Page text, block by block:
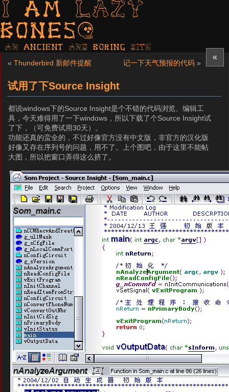
I am LAZY
bones?
AN ancient AND boring SITE
«
« Thunderbird 新邮件提醒 记一下天气预报的代码 »
试用了下Source Insight
都说windows下的Source Insight是个不错的代码浏览、编辑工
具，今天难得用了一下windows，所以下载了个Source Insight试
了下，（可免费试用30天）。
功能还真的蛮全的，不过好像官方没有中文版，非官方的汉化版
好像又存在序列号的问题，用不了。上个图吧，由于这里不能帖
大图，所以把窗口弄得这么挤了。